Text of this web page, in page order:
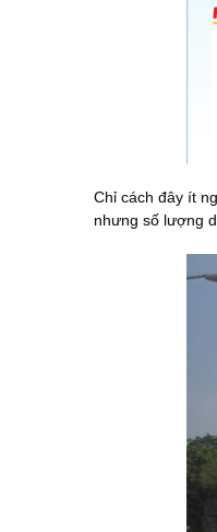
Chỉ cách đây ít
nhưng số lượng